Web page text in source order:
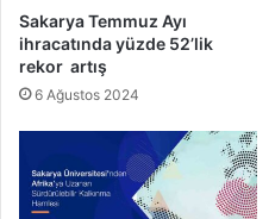
Sakarya Temmuz Ayı
ihracatında yüzde 52’lik
rekor artış
6 Ağustos 2024